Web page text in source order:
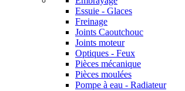
Essuie - Glaces
Freinage
Joints Caoutchouc
Joints moteur
Optiques - Feux
Pièces mécanique
Pièces moulées
Pompe à eau - Radiateur